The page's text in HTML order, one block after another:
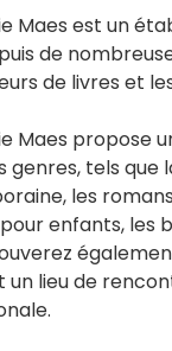
Maes est un
de
de livres et
Maes propose
genres, tels que
les
enfants, les
un lieu de